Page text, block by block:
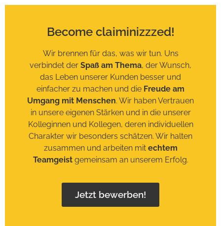
Become claiminizzzed!
Wir brennen für das, was wir tun. Uns
verbindet der Spaß am Thema, der Wunsch,
das Leben unserer Kunden besser und
einfacher zu machen und die Freude am
Umgang mit Menschen. Wir haben Vertrauen
in unsere eigenen Stärken und in die unserer
Kolleginnen und Kollegen, deren individuellen
Charakter wir besonders schätzen. Wir halten
zusammen und arbeiten mit echtem
Teamgeistgemeinsam an unserem Erfolg.
Jetzt bewerben!